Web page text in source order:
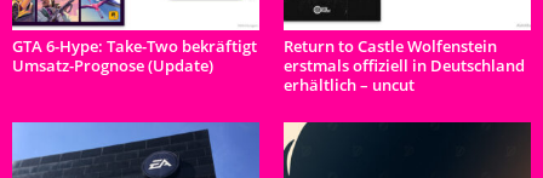
GTA 6-Hype: Take-Two bekräftigt
Umsatz-Prognose (Update)
Return to Castle Wolfenstein
erstmals offiziell in Deutschland
erhältlich – uncut